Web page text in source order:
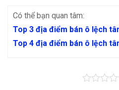
Có thể bạn quan tâm:
Top 3 địa điểm bán ô lệch
Top 4 địa điểm bán ô lệch